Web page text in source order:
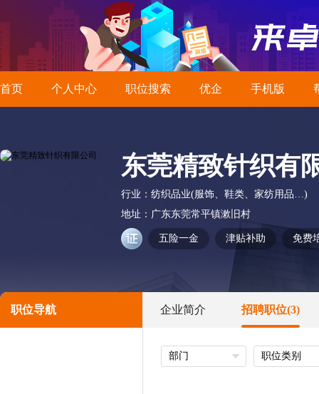
首页 个人中心 职位搜索 优企 手机版
东莞精致针织有
行业： 纺织品业(服饰、鞋类、家纺用品…)
地址： 广东东莞常平镇漱旧村
五险一金 津贴补助 免费
职位导航 企业简介 招聘职位(3)
部门 职位类别